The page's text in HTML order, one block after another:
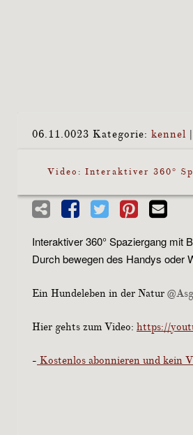
06.11.0023 Kategorie: kennel |
Video: Interaktiver 360°
Interaktiver 360° Spaziergang mit
Durch bewegen des Handys oder
Ein Hundeleben in der Natur
Hier gehts zum Video: https://
- Kostenlos abonnieren und kein